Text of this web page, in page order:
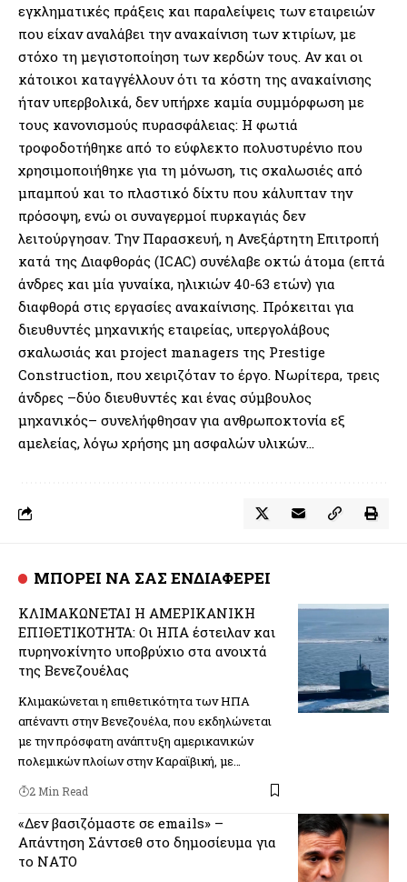
εγκληματικές πράξεις και παραλείψεις των εταιρειών
που είχαν αναλάβει την ανακαίνιση των κτιρίων, με
στόχο τη μεγιστοποίηση των κερδών τους. Αν και οι
κάτοικοι καταγγέλλουν ότι τα κόστη της ανακαίνισης
ήταν υπερβολικά, δεν υπήρχε καμία συμμόρφωση με
τους κανονισμούς πυρασφάλειας: Η φωτιά
τροφοδοτήθηκε από το εύφλεκτο πολυστυρένιο που
χρησιμοποιήθηκε για τη μόνωση, τις σκαλωσιές από
μπαμπού και το πλαστικό δίχτυ που κάλυπταν την
πρόσοψη, ενώ οι συναγερμοί πυρκαγιάς δεν
λειτούργησαν. Την Παρασκευή, η Ανεξάρτητη Επιτροπή
κατά της Διαφθοράς (ICAC) συνέλαβε οκτώ άτομα (επτά
άνδρες και μία γυναίκα, ηλικιών 40-63 ετών) για
διαφθορά στις εργασίες ανακαίνισης. Πρόκειται για
διευθυντές μηχανικής εταιρείας, υπεργολάβους
σκαλωσιάς και project managers της Prestige
Construction, που χειριζόταν το έργο. Νωρίτερα, τρεις
άνδρες –δύο διευθυντές και ένας σύμβουλος
μηχανικός– συνελήφθησαν για ανθρωποκτονία εξ
αμελείας, λόγω χρήσης μη ασφαλών υλικών…
ΜΠΟΡΕΙ ΝΑ ΣΑΣ ΕΝΔΙΑΦΕΡΕΙ
ΚΛΙΜΑΚΩΝΕΤΑΙ Η ΑΜΕΡΙΚΑΝΙΚΗ
ΕΠΙΘΕΤΙΚΟΤΗΤΑ: Οι ΗΠΑ έστειλαν και
πυρηνοκίνητο υποβρύχιο στα ανοιχτά
της Βενεζουέλας
Κλιμακώνεται η επιθετικότητα των ΗΠΑ
απέναντι στην Βενεζουέλα, που εκδηλώνεται
με την πρόσφατη ανάπτυξη αμερικανικών
πολεμικών πλοίων στην Καραϊβική, με…
2 Min Read
«Δεν βασιζόμαστε σε emails» –
Απάντηση Σάντσεθ στο δημοσίευμα για
το ΝΑΤΟ